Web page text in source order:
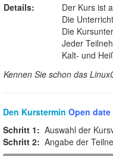
Details:
Der Kurs ist
Die
Die
Jeder
Kalt- und
Kennen Sie schon das
Den Kurstermin Open
Schritt 1: Auswahl der
Schritt 2: Angabe der